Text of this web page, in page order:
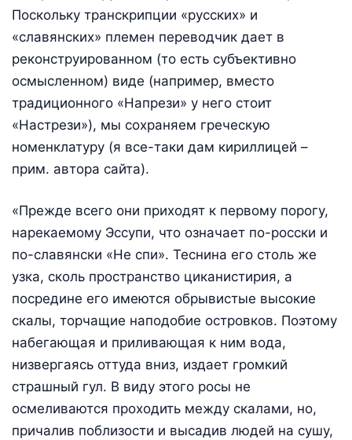
Поскольку транскрипции «русских» и
«славянских» племен переводчик дает в
реконструированном (то есть субъективно
осмысленном) виде (например, вместо
традиционного «Напрези» у него стоит
«Настрези»), мы сохраняем греческую
номенклатуру (я все-таки дам кириллицей –
прим. автора сайта).
«Прежде всего они приходят к первому порогу,
нарекаемому Эссупи, что означает по-росски и
по-славянски «Не спи». Теснина его столь же
узка, сколь пространство циканистирия, а
посредине его имеются обрывистые высокие
скалы, торчащие наподобие островков. Поэтому
набегающая и приливающая к ним вода,
низвергаясь оттуда вниз, издает громкий
страшный гул. В виду этого росы не
осмеливаются проходить между скалами, но,
причалив поблизости и высадив людей на сушу,